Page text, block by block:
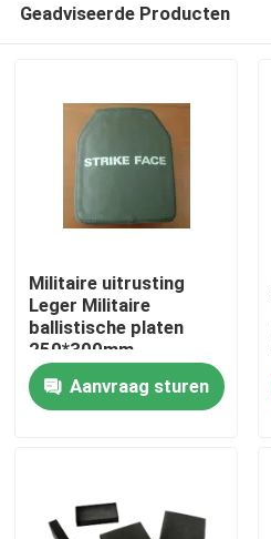
Geadviseerde Producten
Militaire uitrusting
Leger Militaire
ballistische platen
250*300mm,
kogelvrije pallet
Aanvraag sturen